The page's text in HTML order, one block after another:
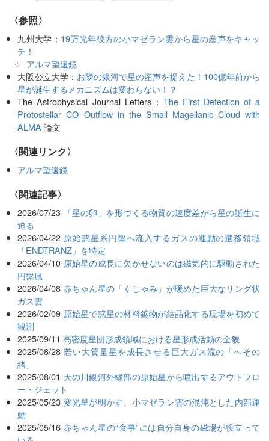
〈参照〉
九州大学： 19万光年彼方の小マゼラン雲から星の産声をキャッ
チ！
アルマ望遠鏡
大阪公立大学： お隣の銀河で星の産声を捉えた！100億年前から
星が誕生するメカニズムは変わらない！？
The Astrophysical Journal Letters： The First Detection of a
Protostellar CO Outflow in the Small Magellanic Cloud with
ALMA 論文
〈関連リンク〉
アルマ望遠鏡
関連記事
2026/07/23
「星の卵」を形づくる物質の速度差から星の誕生に
迫る
2026/04/22 原始惑星系円盤へ流入するガスの運動の遷移領域
「ENDTRANZ」を特定
2026/04/10 原始星の成長に欠かせないのは磁気的に駆動された
円盤風
2026/04/08 赤ちゃん星の「くしゃみ」が暖めた巨大なリング状
ガス雲
2026/02/09 原始星で惑星の材料鉱物が結晶化する現場を初めて
観測
2025/09/11 高密度星団形成領域における星形成活動の全貌
2025/08/28 若い大質量星を成長させる巨大ガス流の「へその
緒」
2025/08/01 天の川銀河外縁部の原始星から噴出するアウトフロ
ー・ジェット
2025/05/23 変光星が明かす、小マゼラン雲の混沌とした内部運
動
2025/05/16 赤ちゃん星の“食事”には自分自身の磁場が役立って